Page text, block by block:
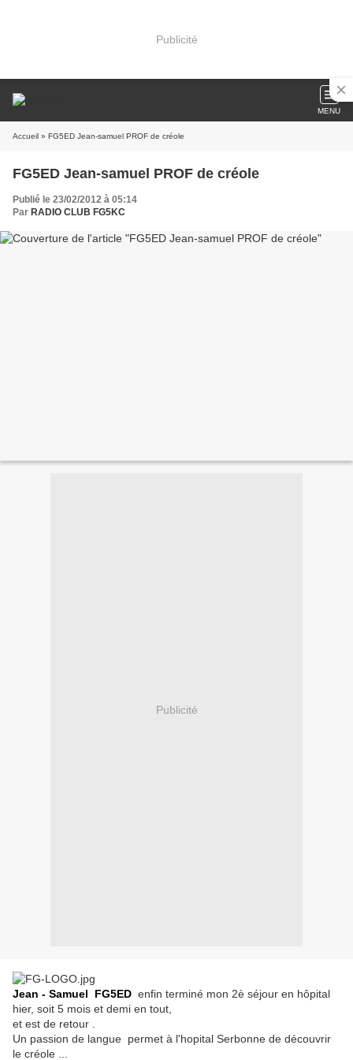
Publicité
MENU
Accueil » FG5ED Jean-samuel PROF de créole
FG5ED Jean-samuel PROF de créole
Publié le 23/02/2012 à 05:14
Par RADIO CLUB FG5KC
Publicité
Jean - Samuel FG5ED enfin terminé mon 2è séjour en hôpital
hier, soit 5 mois et demi en tout,
et est de retour .
Un passion de langue permet à l'hopital Serbonne de découvrir
le créole ...